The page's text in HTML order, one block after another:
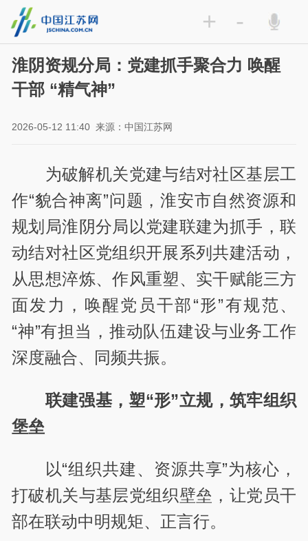
+ -
淮阴资规分局：党建抓手聚合力 唤醒
干部 “精气神”
2026-05-12 11:40 来源：中国江苏网
为破解机关党建与结对社区基层工
作“貌合神离”问题，淮安市自然资源和
规划局淮阴分局以党建联建为抓手，联
动结对社区党组织开展系列共建活动，
从思想淬炼、作风重塑、实干赋能三方
面发力，唤醒党员干部“形”有规范、
“神”有担当，推动队伍建设与业务工作
深度融合、同频共振。
联建强基，塑“形”立规，筑牢组织
堡垒
以“组织共建、资源共享”为核心，
打破机关与基层党组织壁垒，让党员干
部在联动中明规矩、正言行。